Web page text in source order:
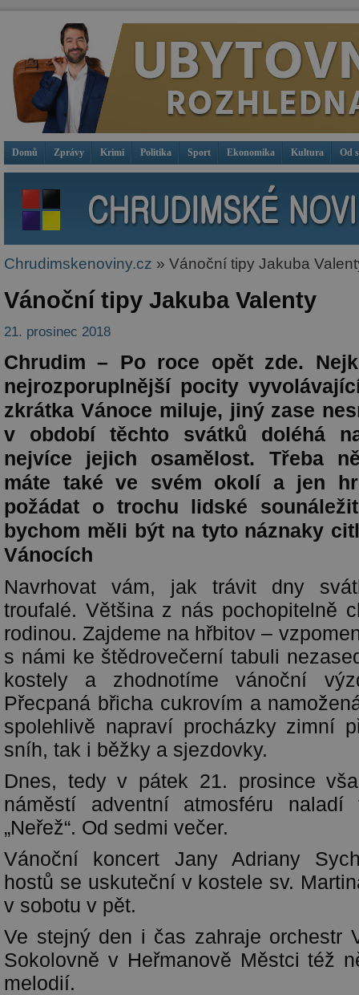
Domů Zprávy Krimi Politika Sport Ekonomika Kultura Od
Chrudimskenoviny.cz » Vánoční tipy Jakuba
Vánoční tipy Jakuba Valenty
21. prosinec 2018
Chrudim – Po roce opět zde.
nejrozporuplnější pocity
zkrátka Vánoce miluje, jiný zase
v období těchto svátků doléhá
nejvíce jejich osamělost. Třeba
máte také ve svém okolí a jen
požádat o trochu lidské
bychom měli být na tyto náznaky
Vánocích
Navrhovat vám, jak trávit dny
troufalé. Většina z nás pochopitelně
rodinou. Zajdeme na hřbitov –
s námi ke štědrovečerní tabuli
kostely a zhodnotíme vánoční
Přecpaná břicha cukrovím a
spolehlivě napraví procházky zimní
sníh, tak i běžky a sjezdovky.
Dnes, tedy v pátek 21. prosince
náměstí adventní atmosféru naladí
„Neřež“. Od sedmi večer.
Vánoční koncert Jany Adriany
hostů se uskuteční v kostele sv.
v sobotu v pět.
Ve stejný den i čas zahraje orchestr
Sokolovně v Heřmanově Městci též
melodií.